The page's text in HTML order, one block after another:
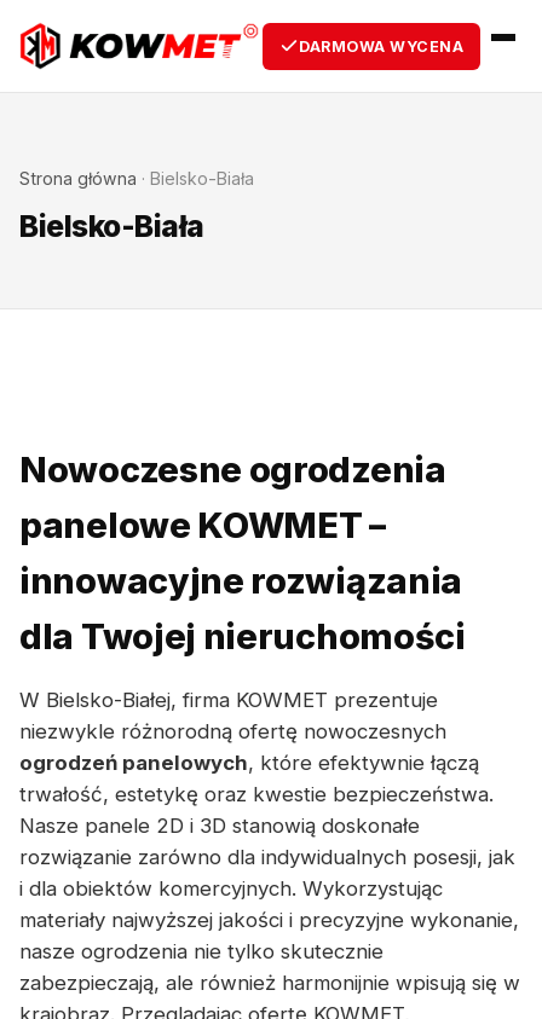
DARMOWA WYCENA
Strona główna · Bielsko-Biała
Bielsko-Biała
Nowoczesne ogrodzenia
panelowe KOWMET –
innowacyjne rozwiązania
dla Twojej nieruchomości
W Bielsko-Białej, firma KOWMET prezentuje
niezwykle różnorodną ofertę nowoczesnych
ogrodzeń panelowych, które efektywnie łączą
trwałość, estetykę oraz kwestie bezpieczeństwa.
Nasze panele 2D i 3D stanowią doskonałe
rozwiązanie zarówno dla indywidualnych posesji, jak
i dla obiektów komercyjnych. Wykorzystując
materiały najwyższej jakości i precyzyjne wykonanie,
nasze ogrodzenia nie tylko skutecznie
zabezpieczają, ale również harmonijnie wpisują się w
krajobraz. Przeglądając ofertę KOWMET,